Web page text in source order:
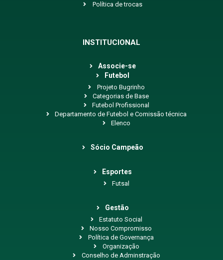
Política de trocas
INSTITUCIONAL
Associe-se
Futebol
Projeto Bugrinho
Categorias de Base
Futebol Profissional
Departamento de Futebol e Comissão técnica
Elenco
Sócio Campeão
Esportes
Futsal
Gestão
Estatuto Social
Nosso Compromisso
Política de Governança
Organização
Conselho de Adminstração